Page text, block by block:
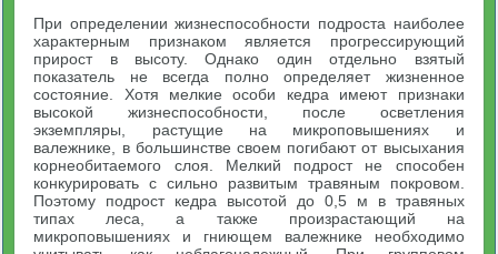
При определении жизнеспособности подроста наиболее
характерным признаком является прогрессирующий
прирост в высоту. Однако один отдельно взятый
показатель не всегда полно определяет жизненное
состояние. Хотя мелкие особи кедра имеют признаки
высокой жизнеспособности, после осветления
экземпляры, растущие на микроповышениях и
валежнике, в большинстве своем погибают от высыхания
корнеобитаемого слоя. Мелкий подрост не способен
конкурировать с сильно развитым травяным покровом.
Поэтому подрост кедра высотой до 0,5 м в травяных
типах леса, а также произрастающий на
микроповышениях и гниющем валежнике необходимо